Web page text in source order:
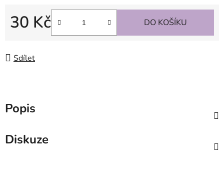
30 Kč
Měrná cena:
DO KOŠÍKU
Sdílet
Popis
Diskuze